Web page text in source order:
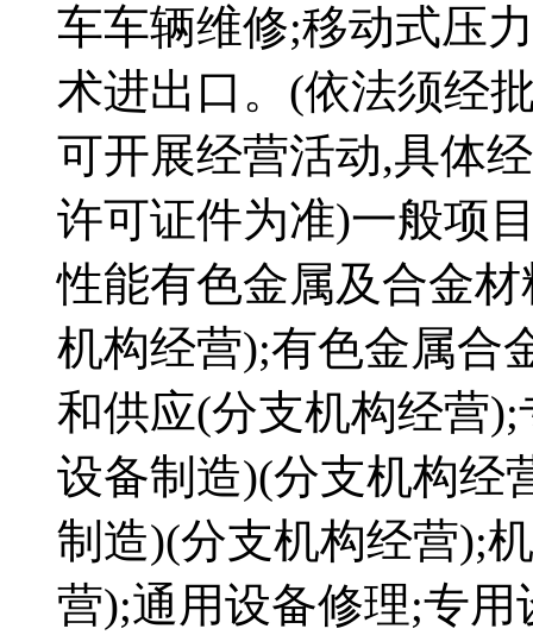
车车辆维修;移动式压
术进出口。(依法须经
可开展经营活动,具体
许可证件为准)一般项
性能有色金属及合金
机构经营);有色金属合
和供应(分支机构经营
设备制造)(分支机构经
制造)(分支机构经营);
营);通用设备修理;专